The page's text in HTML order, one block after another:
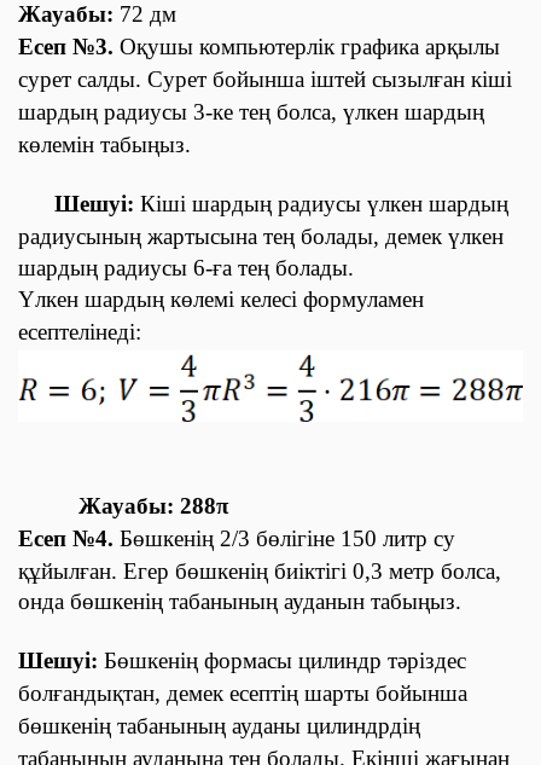
Жауабы: 72 дм
Есеп №3. Оқушы компьютерлік графика арқылы
сурет салды. Сурет бойынша іштей сызылған кіші
шардың радиусы 3-ке тең болса, үлкен шардың
көлемін табыңыз.
Шешуі: Кіші шардың радиусы үлкен шардың
радиусының жартысына тең болады, демек үлкен
шардың радиусы 6-ға тең болады.
Үлкен шардың көлемі келесі формуламен
есептелінеді:
Жауабы: 288π
Есеп №4. Бөшкенің 2/3 бөлігіне 150 литр су
құйылған. Егер бөшкенің биіктігі 0,3 метр болса,
онда бөшкенің табанының ауданын табыңыз.
Шешуі: Бөшкенің формасы цилиндр тәріздес
болғандықтан, демек есептің шарты бойынша
бөшкенің табанының ауданы цилиндрдің
табанының ауданына тең болады. Екінші жағынан